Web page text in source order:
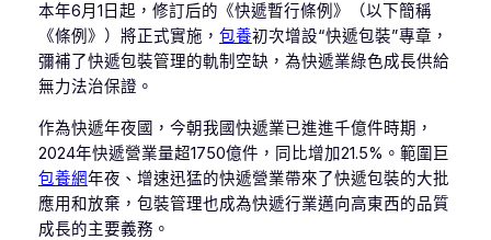
本年6月1日起，修訂后的《快遞暫行條例》（以下簡稱
《條例》）將正式實施， 包養初次增設“快遞包裝”專章，
彌補了快遞包裝管理的軌制空缺，為快遞業綠色成長供給
無力法治保證。
作為快遞年夜國，今朝我國快遞業已進進千億件時期，
2024年快遞營業量超1750億件，同比增加21.5%。範圍巨
包養網年夜、增速迅猛的快遞營業帶來了快遞包裝的大批
應用和放棄，包裝管理也成為快遞行業邁向高東西的品質
成長的主要義務。